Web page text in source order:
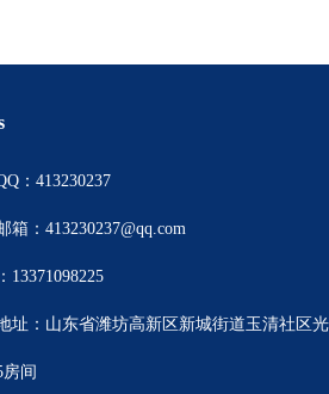
：413230237
箱：413230237@qq.com
13371098225
址：山东省潍坊高新区新城街道玉清社区
间